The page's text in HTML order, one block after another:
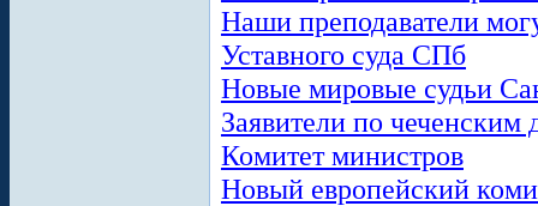
Наши преподаватели
Уставного суда СПб
Новые мировые судьи
Заявители по чеченским
Комитет министров
Новый европейский